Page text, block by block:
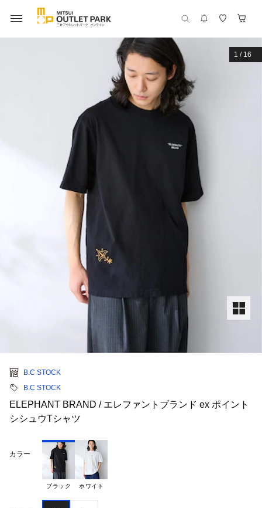
1 / 16
B.C STOCK
B.C STOCK
ELEPHANT BRAND / エレファントブランド ex ポイント
シシュウTシャツ
カラー
ブラック ホワイト